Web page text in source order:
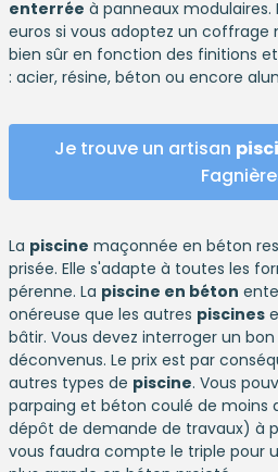
enterrée à panneaux modulaires.
euros si vous adoptez un coffrage
bien sûr en fonction des finitions
: acier, résine, béton ou encore
Je trouve un artisan
La piscine maçonnée en béton
prisée. Elle s'adapte à toutes les
pérenne. La piscine en béton
onéreuse que les autres piscines
bâtir. Vous devez interroger un bon
déconvenus. Le prix est par
autres types de piscine. Vous
parpaing et béton coulé de moins
dépôt de demande de travaux) à
vous faudra compte le triple pour